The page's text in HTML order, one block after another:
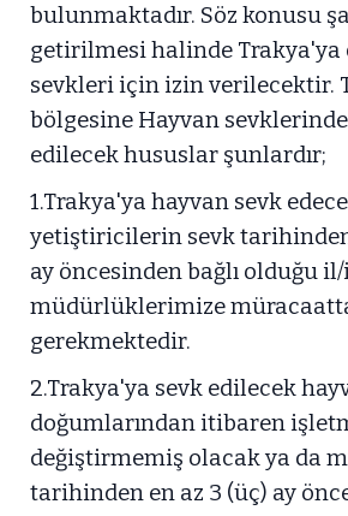
bulunmaktadır. Söz konusu
getirilmesi halinde Trakya'ya
sevkleri için izin verilecektir.
bölgesine Hayvan
edilecek hususlar şunlardır;
1.Trakya'ya hayvan sevk
yetiştiricilerin sevk
ay öncesinden bağlı olduğu
müdürlüklerimize
gerekmektedir.
2.Trakya'ya sevk edilecek
doğumlarından itibaren
değiştirmemiş olacak ya da
tarihinden en az 3 (üç) ay